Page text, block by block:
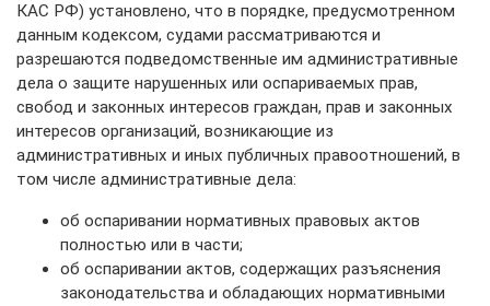
КАС РФ) установлено, что в порядке, предусмотренном
данным кодексом, судами рассматриваются и
разрешаются подведомственные им административные
дела о защите нарушенных или оспариваемых прав,
свобод и законных интересов граждан, прав и законных
интересов организаций, возникающие из
административных и иных публичных правоотношений, в
том числе административные дела:
об оспаривании нормативных правовых актов
полностью или в части;
об оспаривании актов, содержащих разъяснения
законодательства и обладающих нормативными